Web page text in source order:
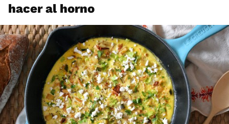
hacer al horno